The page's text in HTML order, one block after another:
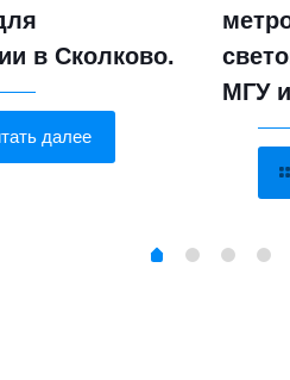
в Сколково.
далее
МГУ